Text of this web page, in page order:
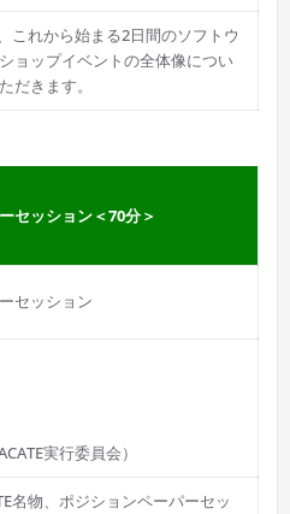
これから始まる2日間のソフトウ
ョップイベントの全体像につい
だきます。
セッション＜70分＞
セッション
実行委員会）
名物、ポジションペーパーセッ